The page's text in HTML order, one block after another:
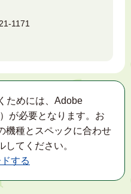
1171
ためには、Adobe
が必要となります。お
機種とスペックに合わせ
てください。
する